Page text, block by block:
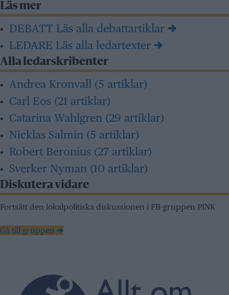
Läs mer
DEBATT Läs alla debattartiklar →
LEDARE Läs alla ledartexter →
Alla ledarskribenter
Andrea Kronvall (5 artiklar)
Carl Eos (21 artiklar)
Catarina Wahlgren (29 artiklar)
Nicklas Salmin (5 artiklar)
Robert Beronius (27 artiklar)
Sverker Nyman (10 artiklar)
Diskutera vidare
Fortsätt den lokalpolitiska diskussionen i FB-gruppen PINK
Gå till gruppen →